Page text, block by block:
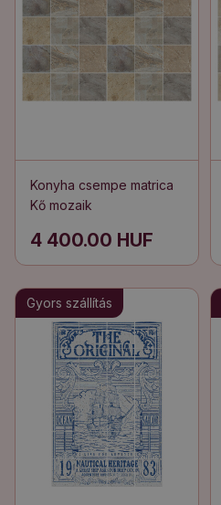
Konyha csempe matrica
Kő mozaik
4 400.00 HUF
Gyors szállítás